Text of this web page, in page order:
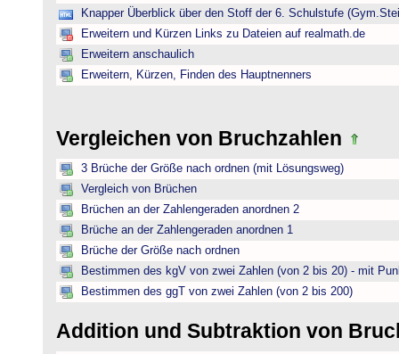
Knapper Überblick über den Stoff der 6. Schulstufe
Erweitern und Kürzen Links zu Dateien auf realmath.de
Erweitern anschaulich
Erweitern, Kürzen, Finden des Hauptnenners
Vergleichen von Bruchzahlen
3 Brüche der Größe nach ordnen (mit Lösungsweg)
Vergleich von Brüchen
Brüchen an der Zahlengeraden anordnen 2
Brüche an der Zahlengeraden anordnen 1
Brüche der Größe nach ordnen
Bestimmen des kgV von zwei Zahlen (von 2 bis 20) - mit
Bestimmen des ggT von zwei Zahlen (von 2 bis 200)
Addition und Subtraktion von